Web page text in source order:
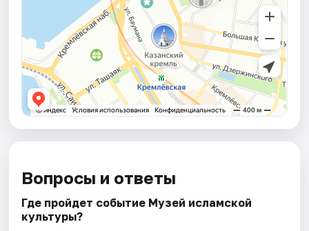
Вопросы и ответы
Где пройдет событие Музей исламской
культуры?